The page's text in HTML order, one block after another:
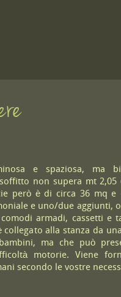
e spaziosa, ma
non supera mt 2,05
però è di circa 36 mq e
e uno/due aggiunti,
armadi, cassetti e
collegato alla stanza da
ma che può
motorie. Viene
secondo le vostre